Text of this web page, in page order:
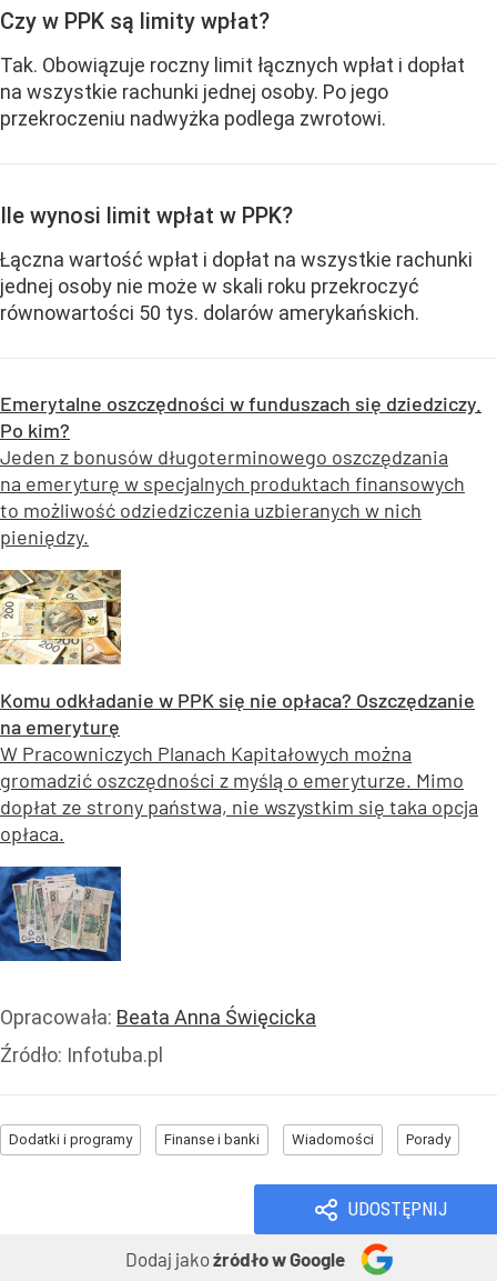
Czy w PPK są limity wpłat?
Tak. Obowiązuje roczny limit łącznych wpłat i dopłat
na wszystkie rachunki jednej osoby. Po jego
przekroczeniu nadwyżka podlega zwrotowi.
Ile wynosi limit wpłat w PPK?
Łączna wartość wpłat i dopłat na wszystkie rachunki
jednej osoby nie może w skali roku przekroczyć
równowartości 50 tys. dolarów amerykańskich.
Emerytalne oszczędności w funduszach się dziedziczy.
Po kim?
Jeden z bonusów długoterminowego oszczędzania
na emeryturę w specjalnych produktach finansowych
to możliwość odziedziczenia uzbieranych w nich
pieniędzy.
Komu odkładanie w PPK się nie opłaca? Oszczędzanie
na emeryturę
W Pracowniczych Planach Kapitałowych można
gromadzić oszczędności z myślą o emeryturze. Mimo
dopłat ze strony państwa, nie wszystkim się taka opcja
opłaca.
Opracowała: Beata Anna Święcicka
Źródło: Infotuba.pl
Dodatki i programy Finanse i banki Wiadomości Porady
UDOSTĘPNIJ
Dodaj jakoźródło w Google